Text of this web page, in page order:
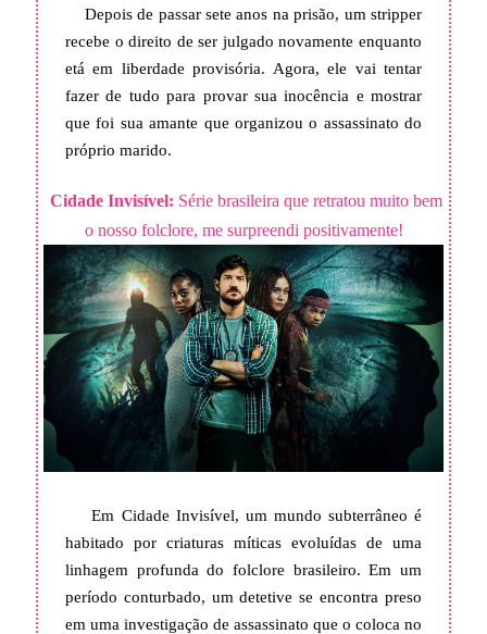
Depois de passar sete anos na prisão, um stripper
recebe o direito de ser julgado novamente enquanto
etá em liberdade provisória. Agora, ele vai tentar
fazer de tudo para provar sua inocência e mostrar
que foi sua amante que organizou o assassinato do
próprio marido.
Cidade Invisível: Série brasileira que retratou muito bem
o nosso folclore, me surpreendi positivamente!
Em Cidade Invisível, um mundo subterrâneo é
habitado por criaturas míticas evoluídas de uma
linhagem profunda do folclore brasileiro. Em um
período conturbado, um detetive se encontra preso
em uma investigação de assassinato que o coloca no